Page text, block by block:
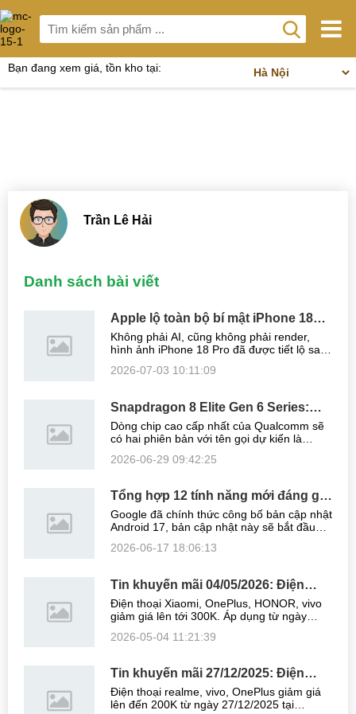
Bạn đang xem giá, tồn kho tại:
Trần Lê Hải
Danh sách bài viết
Apple lộ toàn bộ bí mật iPhone 18
Pro: Từ chip 2nm đến danh sách
chuỗi cung ứng nhạy cảm
Không phải AI, cũng không phải render,
hình ảnh iPhone 18 Pro đã được tiết lộ sau
ứng của Apple tại Ấn Độ bị hacker tấn công.
2026-07-03 10:11:09
Snapdragon 8 Elite Gen 6 Series:
Tiến trình 2nm, xung nhịp vượt
5GHz
Dòng chip cao cấp nhất của Qualcomm sẽ
có hai phiên bản với tên gọi dự kiến là
Elite Gen 6 Pro. Cả hai đều sử dụng tiến
2026-06-29 09:42:25
Tổng hợp 12 tính năng mới đáng giá
nhất trên Android 17
Google đã chính thức công bố bản cập nhật
Android 17, bản cập nhật này sẽ bắt đầu
các dòng smartphone từ Pixel 6 trở lên, đi
2026-06-17 18:06:13
Tin khuyến mãi 04/05/2026: Điện
thoại Xiaomi, OnePlus, HONOR, vivo
giảm giá lên tới 300K
Điện thoại Xiaomi, OnePlus, HONOR, vivo
giảm giá lên tới 300K. Áp dụng từ ngày
trên toàn quốc. Danh sách máy giảm giá
2026-05-04 11:21:39
Tin khuyến mãi 27/12/2025: Điện
thoại realme, vivo, OnePlus giảm giá
lên tới 200K
Điện thoại realme, vivo, OnePlus giảm giá
lên đến 200K từ ngày 27/12/2025 tại